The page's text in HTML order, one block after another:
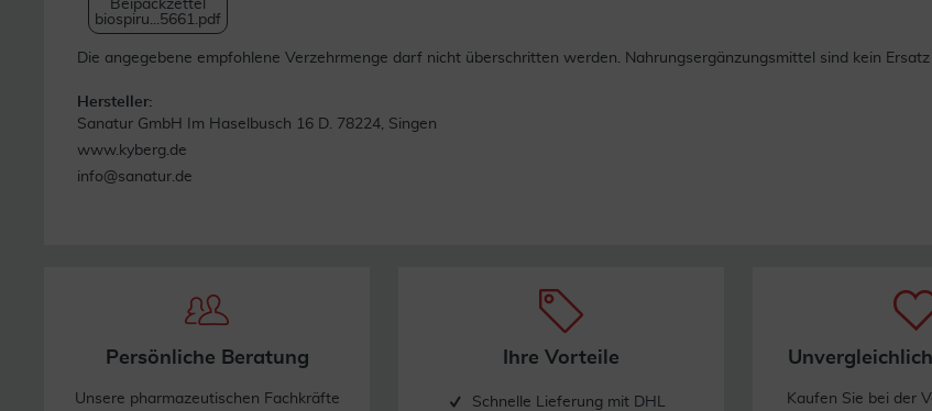
Beipackzettel
biospiru...5661.pdf
Die angegebene empfohlene Verzehrmenge darf nicht überschritten werden. Nahrungsergänzungsmittel sind kein
Hersteller:
Sanatur GmbH Im Haselbusch 16 D. 78224, Singen
www.kyberg.de
info@sanatur.de
Persönliche Beratung
Unsere pharmazeutischen Fachkräfte
Ihre Vorteile
Schnelle Lieferung mit DHL
Kaufen Sie bei der